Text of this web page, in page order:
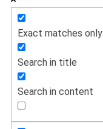
Exact matches only
Search in title
Search in content